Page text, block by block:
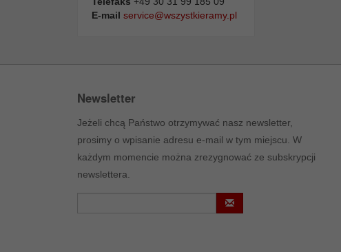
E-mail service@wszystkieramy.pl
Newsletter
Jeżeli chcą Państwo otrzymywać nasz newsletter,
prosimy o wpisanie adresu e-mail w tym miejscu. W
każdym momencie można zrezygnować ze subskrypcji
newslettera.